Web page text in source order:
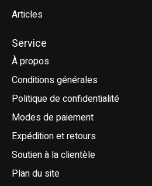
Articles
Service
À propos
Conditions générales
Politique de confidentialité
Modes de paiement
Expédition et retours
Soutien à la clientèle
Plan du site